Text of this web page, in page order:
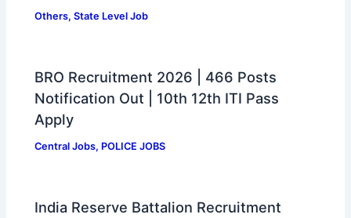
Others,State Level Job
BRO Recruitment 2026 | 466 Posts
Notification Out | 10th 12th ITI Pass
Apply
Central Jobs, POLICE JOBS
India Reserve Battalion Recruitment